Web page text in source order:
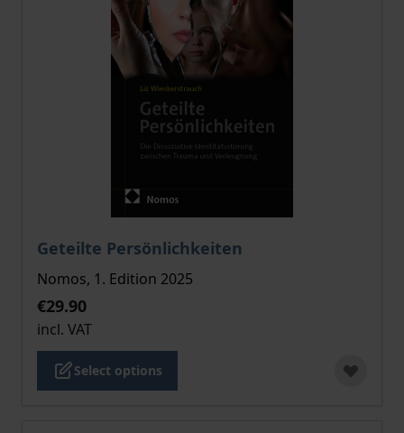
Geteilte Persönlichkeiten
The price depends on the options chosen on the
Nomos, 1. Edition 2025
€29.90
incl. VAT
Select options